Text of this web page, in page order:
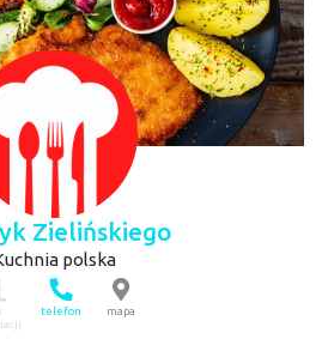
Zielińskiego
polska
telefon mapa